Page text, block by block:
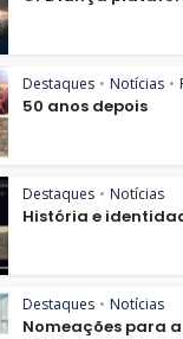
Destaques • Notícias •
50 anos depois
Destaques • Notícias
História e
Destaques • Notícias
Nomeações para a